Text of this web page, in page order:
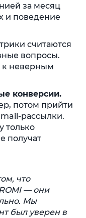
за месяц
и поведение
считаются
вопросы.
к неверным
конверсии.
потом прийти
рассылки.
только
получат
что
— они
Мы
был уверен в